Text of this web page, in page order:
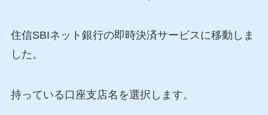
住信SBIネット銀行の即時決済サービスに移動しま
した。
持っている口座支店名を選択します。